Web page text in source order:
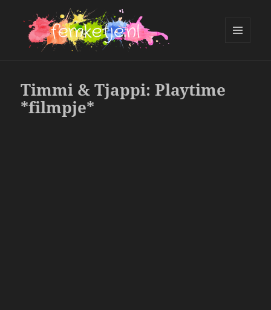
Timmi & Tjappi: Playtime
*filmpje*